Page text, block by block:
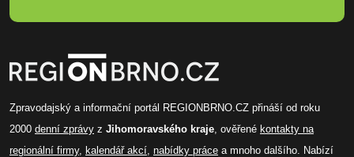
Zpravodajský a informační portál REGIONBRNO.CZ přináší od roku
2000 denní zprávy z Jihomoravského kraje, ověřené kontakty na
regionální firmy, kalendář akcí, nabídky práce a mnoho dalšího. Nabízí